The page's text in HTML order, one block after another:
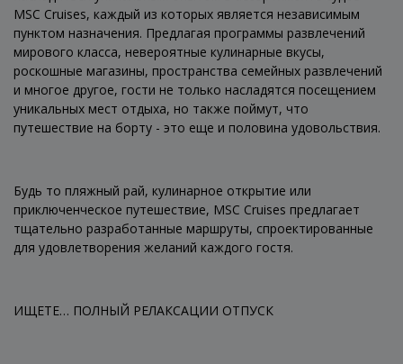
MSC Cruises, каждый из которых является независимым
пунктом назначения. Предлагая программы развлечений
мирового класса, невероятные кулинарные вкусы,
роскошные магазины, пространства семейных развлечений
и многое другое, гости не только насладятся посещением
уникальных мест отдыха, но также поймут, что
путешествие на борту - это еще и половина удовольствия.
Будь то пляжный рай, кулинарное открытие или
приключенческое путешествие, MSC Cruises предлагает
тщательно разработанные маршруты, спроектированные
для удовлетворения желаний каждого гостя.
ИЩЕТЕ… ПОЛНЫЙ РЕЛАКСАЦИИ ОТПУСК